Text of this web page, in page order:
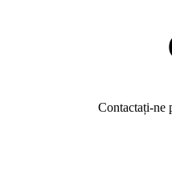
Contactați-ne